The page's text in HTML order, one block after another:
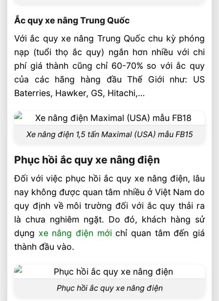
Bài Viết Liên Quan
Sai Lầm Phổ Biến Khi Chọn Xe Nâng Điện
Cần Tránh Ngay
Chọn Loại Bánh Xe Nâng Điện Theo Môi
Trường Làm Việc Phù Hợp
Chọn Tải Trọng Xe Nâng Điện Theo
Trọng Lượng Thực Tế
Chọn Xe Nâng Điện Theo Ngành Phù
Hợp Từng Ứng Dụng
Loại Pallet Tối Ưu Nhất
Cao Kệ Hàng Chuẩn Nhất
Xe Nâng Điện Reach Truck 1.8 Tấn Lựa
Chọn Tối Ưu Cho Logistics
Xe Nâng Dầu 3.5 Tấn Động Cơ Isuzu Có
Ưu Điểm Gì
Ắc quy xe nâng Trung Quốc
Với ắc quy xe nâng Trung Quốc chu kỳ phóng
nạp (tuổi thọ ắc quy) ngắn hơn nhiều với chi
phí giá thành cũng chỉ 60-70% so với ắc quy
của các hãng hàng đầu Thế Giới như: US
Baterries, Hawker, GS, Hitachi,…
Xe nâng điện 1,5 tấn Maximal (USA) mẫu FB15
Phục hồi ắc quy xe nâng điện
Đối với việc phục hồi ắc quy xe nâng điện, lâu
nay không được quan tâm nhiều ở Việt Nam do
quy định về môi trường đối với ắc quy thải ra
là chưa nghiêm ngặt. Do đó, khách hàng sử
dụng xe nâng điện mới chỉ quan tâm đến giá
thành đầu vào.
Phục hồi ắc quy xe nâng điện